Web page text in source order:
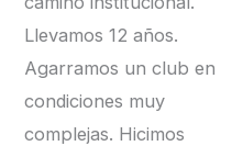
Llevamos 12 años.
Agarramos un club en
condiciones muy
complejas. Hicimos